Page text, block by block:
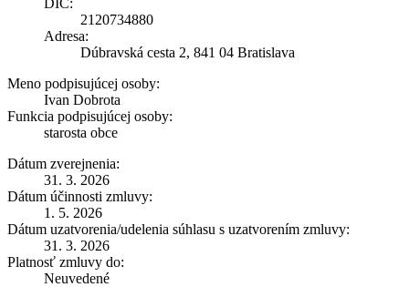
2120734880
Adresa:
Dúbravská cesta 2, 841 04 Bratislava
Meno podpisujúcej osoby:
Ivan Dobrota
Funkcia podpisujúcej osoby:
starosta obce
Dátum zverejnenia:
31. 3. 2026
Dátum účinnosti zmluvy:
1. 5. 2026
Dátum uzatvorenia/udelenia súhlasu s uzatvorením zmluvy:
31. 3. 2026
Platnosť zmluvy do:
Neuvedené